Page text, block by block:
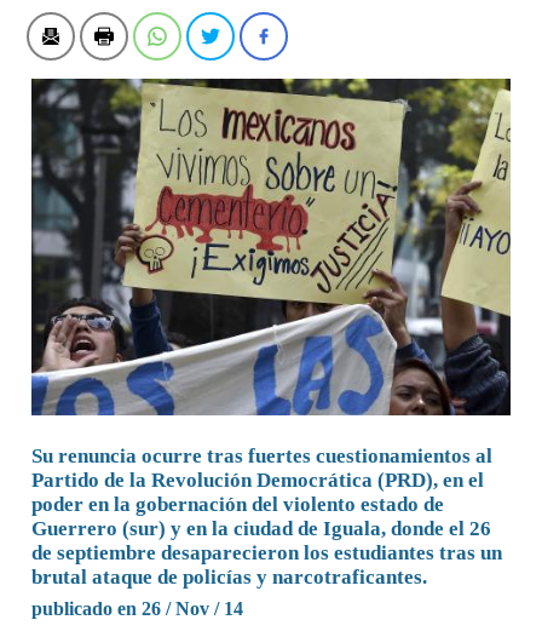
Su renuncia ocurre tras fuertes cuestionamientos al
Partido de la Revolución Democrática (PRD), en el
poder en la gobernación del violento estado de
Guerrero (sur) y en la ciudad de Iguala, donde el 26
de septiembre desaparecieron los estudiantes tras un
brutal ataque de policías y narcotraficantes.
publicado en 26 / Nov / 14